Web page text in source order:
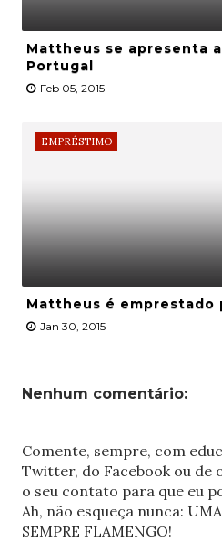
Mattheus se apresenta
Portugal
Feb 05, 2015
EMPRÉSTIMO
Mattheus é emprestado
Jan 30, 2015
Nenhum comentário:
Comente, sempre, com
Twitter, do Facebook ou de
o seu contato para que eu
Ah, não esqueça nunca:
SEMPRE FLAMENGO!